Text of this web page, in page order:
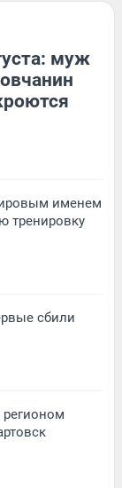
муж
именем
тренировку
сбили
регионом